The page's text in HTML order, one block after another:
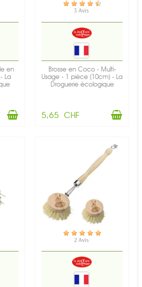
en
La
EN STOCK
3 Avis
Brosse en Coco - Multi-
Usage - 1 pièce (10cm) - La
Droguerie écologique
5,65 CHF
EN STOCK
2 Avis